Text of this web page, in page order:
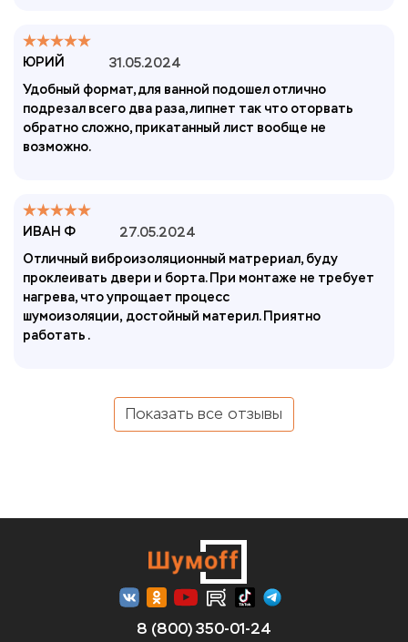
ЮРИЙ
31.05.2024
Удобный формат,для ванной подошел отлично
подрезал всего два раза,липнет так что оторвать
обратно сложно, прикатанный лист вообще не
возможно.
ИВАН Ф
27.05.2024
Отличный виброизоляционный матрериал, буду
проклеивать двери и борта. При монтаже не требует
нагрева, что упрощает процесс
шумоизоляции, достойный материл. Приятно
работать .
Показать все отзывы
8 (800) 350-01-24